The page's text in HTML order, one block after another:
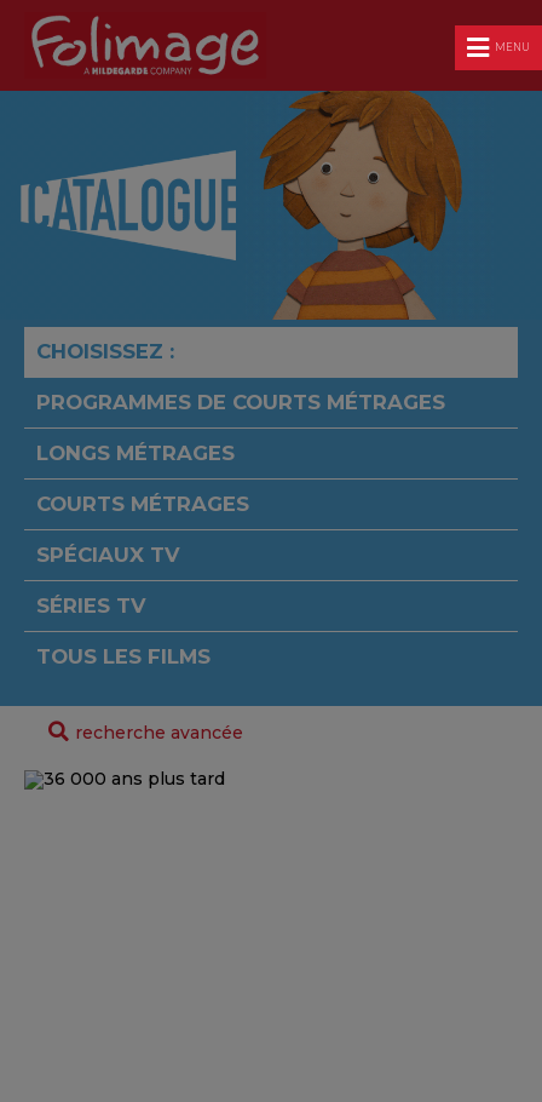
MENU
CHOISISSEZ :
PROGRAMMES DE COURTS MÉTRAGES
LONGS MÉTRAGES
COURTS MÉTRAGES
SPÉCIAUX TV
SÉRIES TV
TOUS LES FILMS
recherche avancée